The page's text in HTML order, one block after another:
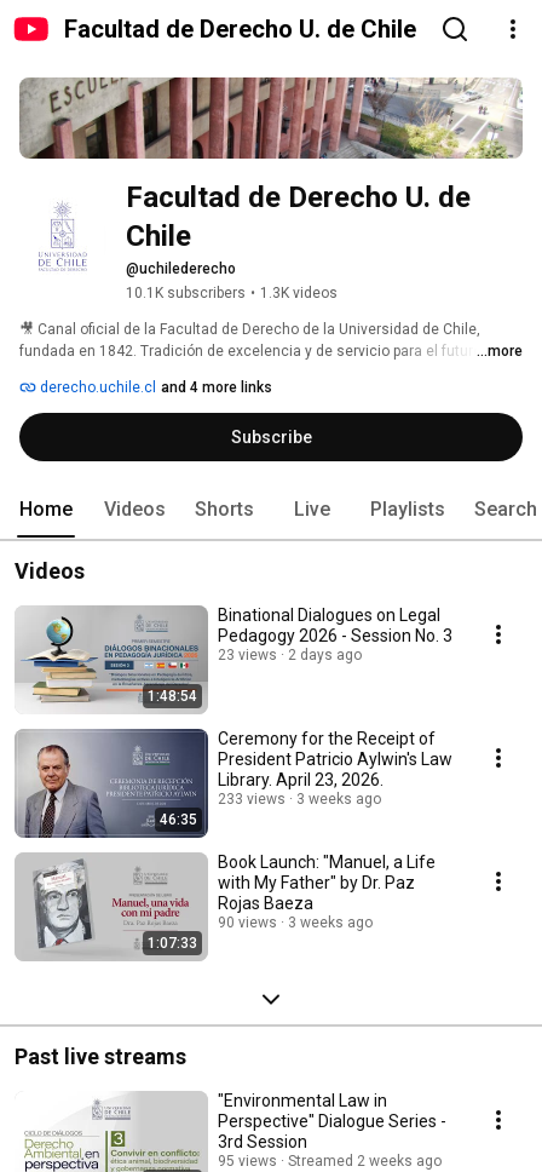
Facultad de Derecho U. de Chile
Facultad de Derecho U. de
Chile
@uchilederecho
10.1K subscribers • 1.3K videos
🎥 Canal oficial de la Facultad de Derecho de la Universidad de Chile,
fundada en 1842. Tradición de excelencia y de servicio para el futuro de ...more
derecho.uchile.cl and 4 more links
Subscribe
Home Videos Shorts Live Playlists Search
Videos
1:48:54
Binational Dialogues on Legal
Pedagogy 2026 - Session No. 3
23 views 2 days ago
46:35
Ceremony for the Receipt of
President Patricio Aylwin's Law
Library. April 23, 2026.
233 views 3 weeks ago
1:07:33
Book Launch: "Manuel, a Life
with My Father" by Dr. Paz
Rojas Baeza
90 views 3 weeks ago
Past live streams
"Environmental Law in
Perspective" Dialogue Series -
3rd Session
95 views Streamed 2 weeks ago